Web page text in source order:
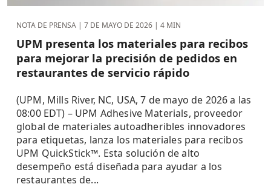
NOTA DE PRENSA | 7 DE MAYO DE 2026 | 4 MIN
UPM presenta los materiales para recibos
para mejorar la precisión de pedidos en
restaurantes de servicio rápido
(UPM, Mills River, NC, USA, 7 de mayo de 2026 a las
08:00 EDT) – UPM Adhesive Materials, proveedor
global de materiales autoadheribles innovadores
para etiquetas, lanza los materiales para recibos
UPM QuickStick™. Esta solución de alto
desempeño está diseñada para ayudar a los
restaurantes de...